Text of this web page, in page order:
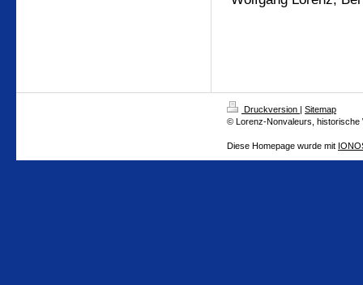
Druckversion | Sitemap
© Lorenz-Nonvaleurs, historische
Diese Homepage wurde mit